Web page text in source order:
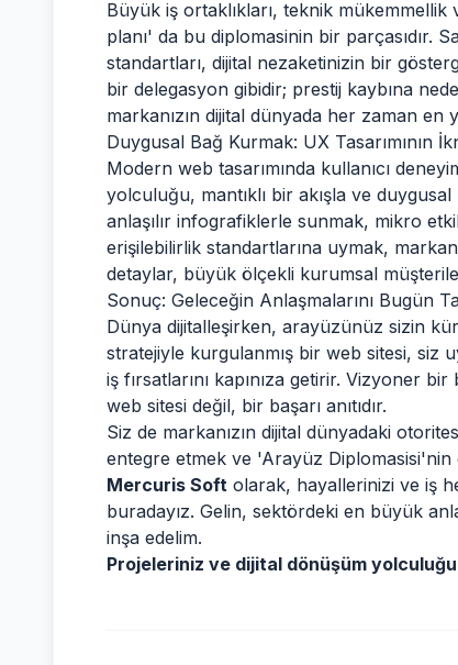
Büyük iş ortaklıkları, teknik mükemmellik
planı' da bu diplomasinin bir parçasıdır.
standartları, dijital nezaketinizin bir
bir delegasyon gibidir; prestij kaybına
markanızın dijital dünyada her zaman
Duygusal Bağ Kurmak: UX Tasarımının
Modern web tasarımında kullanıcı
yolculuğu, mantıklı bir akışla ve
anlaşılır infografiklerle sunmak, mikro
erişilebilirlik standartlarına uymak,
detaylar, büyük ölçekli kurumsal
Sonuç: Geleceğin Anlaşmalarını Bugün
Dünya dijitalleşirken, arayüzünüz sizin
stratejiyle kurgulanmış bir web sitesi, siz
iş fırsatlarını kapınıza getirir. Vizyoner
web sitesi değil, bir başarı anıtıdır.
Siz de markanızın dijital dünyadaki
entegre etmek ve 'Arayüz
Mercuris Soft olarak, hayallerinizi ve iş
buradayız. Gelin, sektördeki en büyük
inşa edelim.
Projeleriniz ve dijital dönüşüm